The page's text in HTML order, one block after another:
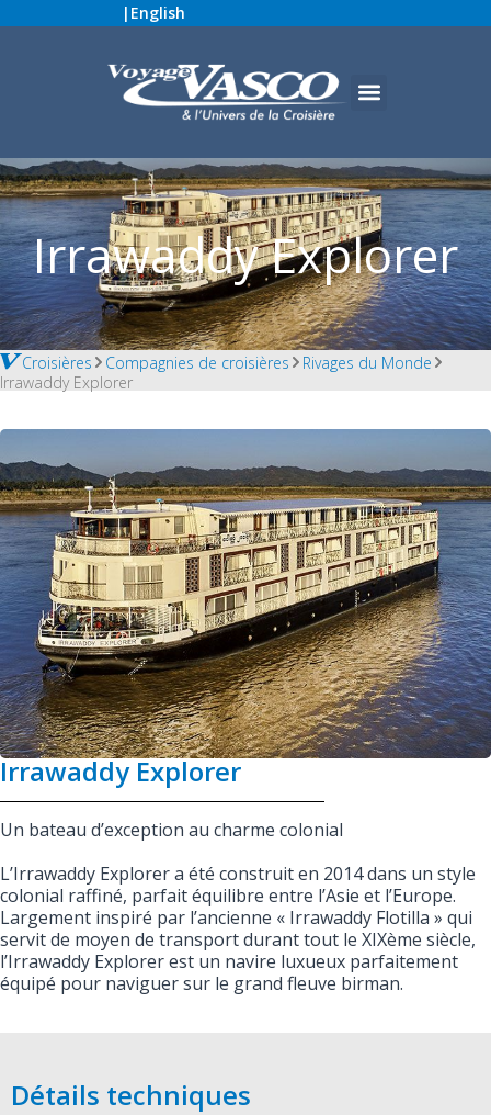
| English
Irrawaddy Explorer
Croisières Compagnies de croisières
Rivages du Monde
Irrawaddy Explorer
Irrawaddy Explorer
Un bateau d’exception au charme colonial
L’Irrawaddy Explorer a été construit en 2014 dans un style
colonial raffiné, parfait équilibre entre l’Asie et l’Europe.
Largement inspiré par l’ancienne « Irrawaddy Flotilla » qui
servit de moyen de transport durant tout le XIXème siècle,
l’Irrawaddy Explorer est un navire luxueux parfaitement
équipé pour naviguer sur le grand fleuve birman.
Détails techniques